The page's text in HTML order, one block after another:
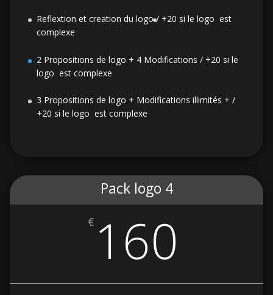
Reflextion et creation du logo / +20 si le logo est
complexe
2 Propositions de logo + 4 Modifications / +20 si le
logo est complexe
3 Propositions de logo + Modifications illimités + /
+20 si le logo est complexe
Pack logo 4
€ 160